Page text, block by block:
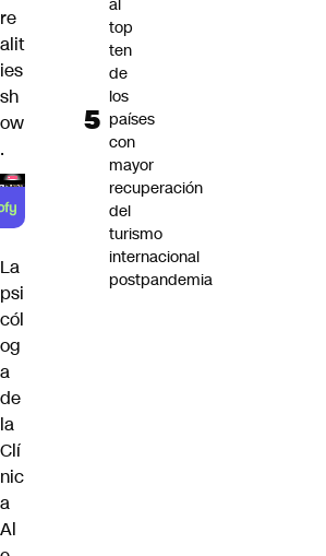
re
alit
ies
sh
ow
.
La
psi
cól
og
a
de
la
Clí
nic
a
Al
al
top
ten
de
los
países
con
mayor
recuperación
del
turismo
internacional
postpandemia